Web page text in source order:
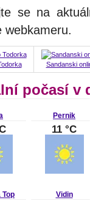
se na
webkameru.
Sandanski
počasí v
Pernik
11 °C
Top Vidin